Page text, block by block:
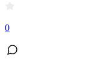
0